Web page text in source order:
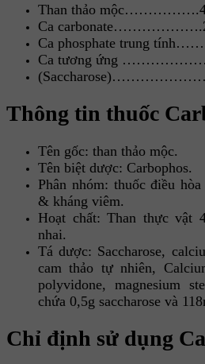
Than thảo
Ca
Ca phosphate trung
Ca tương ứng
Thông tin thuốc
Tên gốc: than thảo mộc.
Tên biệt dược: Carbophos.
Phân nhóm: thuốc điều
& kháng viêm.
Hoạt chất: Than thực vật
nhai.
Tá dược: Saccharose,
cam thảo tự nhiên,
polyvidone, magnesium
chứa 0,5g saccharose và
Chỉ định sử dụng